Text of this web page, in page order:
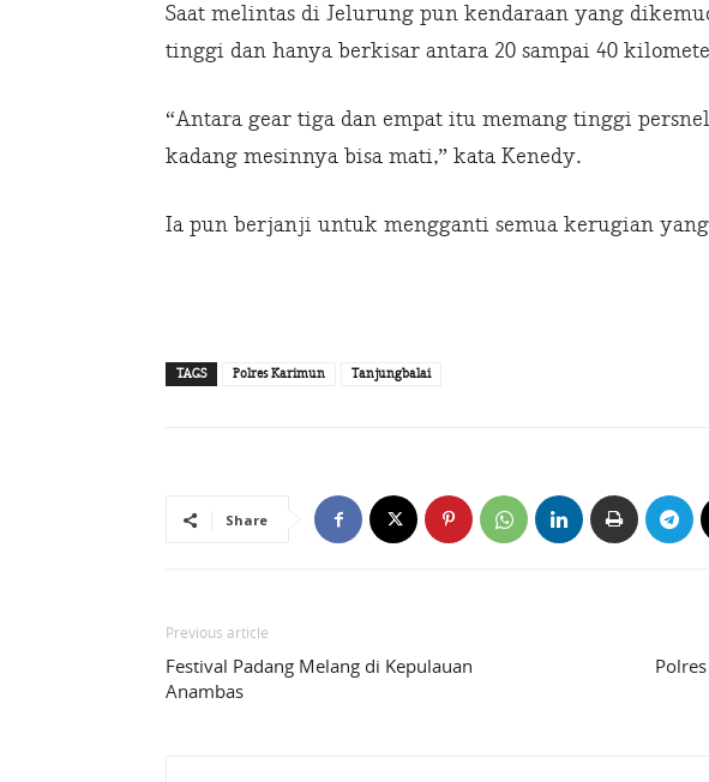
Saat melintas di Jelurung pun kendaraan yang
tinggi dan hanya berkisar antara 20 sampai 40
“Antara gear tiga dan empat itu memang tinggi
kadang mesinnya bisa mati,” kata Kenedy.
Ia pun berjanji untuk mengganti semua kerugian
TAGS Polres Karimun Tanjungbalai
Share
Previous article
Festival Padang Melang di Kepulauan
Anambas